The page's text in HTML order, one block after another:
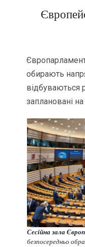
обирають
відбуваються
заплановані
Сесійна зала
безпосередньо